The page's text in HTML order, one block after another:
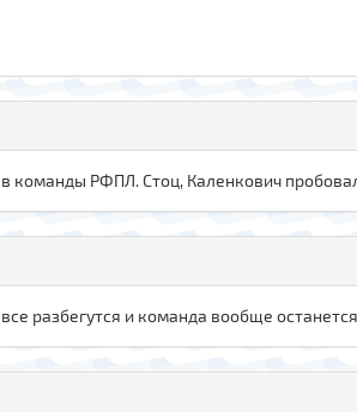
в команды РФПЛ. Стоц, Каленкович
разбегутся и команда вообще